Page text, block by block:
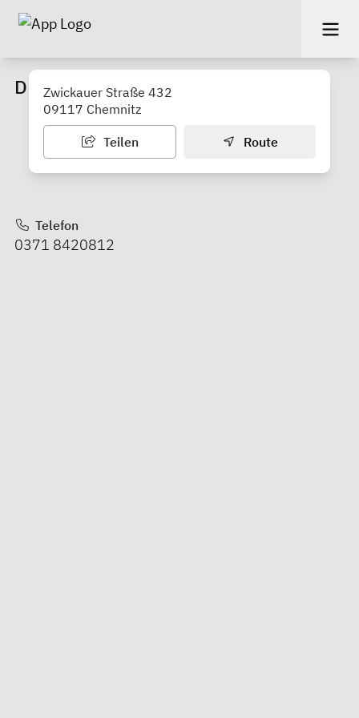
DRK Kleiderkammer
Zwickauer Straße 432
09117 Chemnitz
Teilen Route
Telefon
0371 8420812